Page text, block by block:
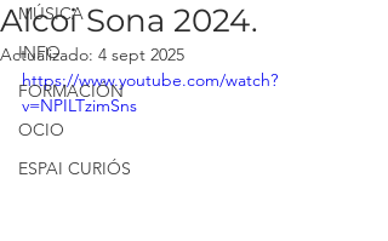
MÚSICA
INFO
FORMACIÓN
OCIO
ESPAI CURIÓS
Alcoi Sona 2024.
Actualizado: 4 sept 2025
https://www.youtube.com/watch?
v=NPILTzimSns